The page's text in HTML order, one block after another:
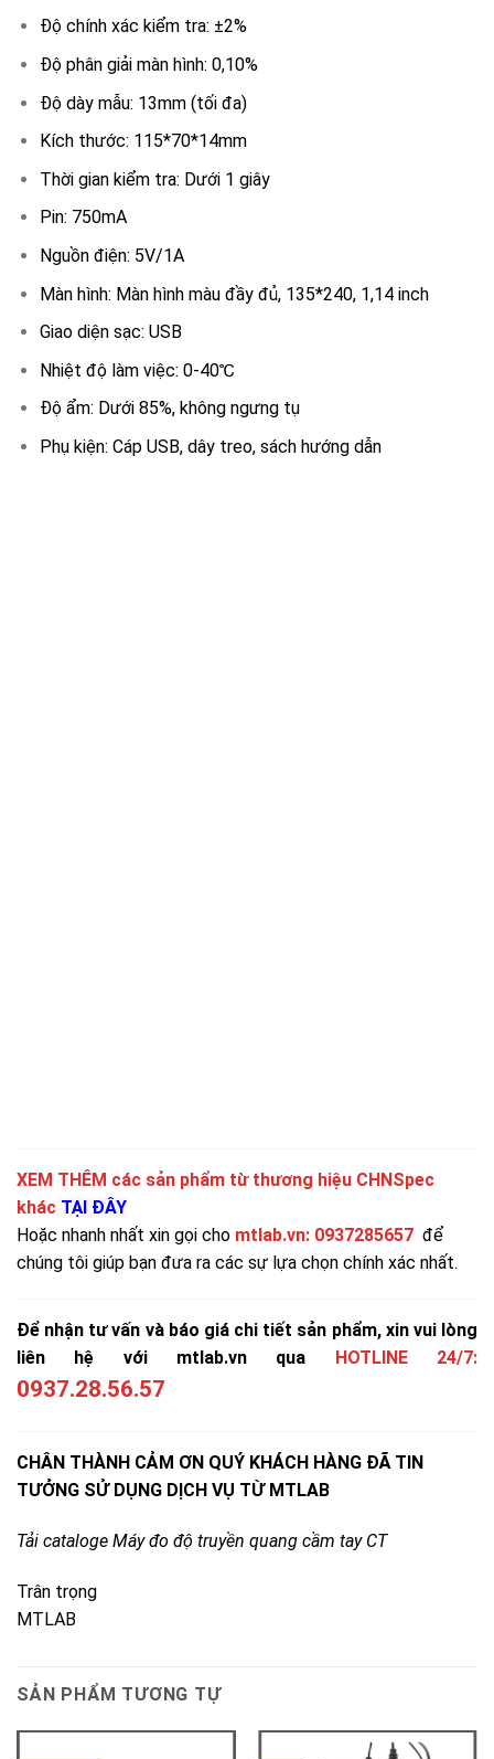
Độ chính xác kiểm tra: ±2%
Độ phân giải màn hình: 0,10%
Độ dày mẫu: 13mm (tối đa)
Kích thước: 115*70*14mm
Thời gian kiểm tra: Dưới 1 giây
Pin: 750mA
Nguồn điện: 5V/1A
Màn hình: Màn hình màu đầy đủ, 135*240, 1,14 inch
Giao diện sạc: USB
Nhiệt độ làm việc: 0-40℃
Độ ẩm: Dưới 85%, không ngưng tụ
Phụ kiện: Cáp USB, dây treo, sách hướng dẫn
XEM THÊM các sản phẩm từ thương hiệu CHNSpec
khác TẠI ĐÂY
Hoặc nhanh nhất xin gọi cho mtlab.vn: 0937285657 để
chúng tôi giúp bạn đưa ra các sự lựa chọn chính xác nhất.
Để nhận tư vấn và báo giá chi tiết sản phẩm, xin vui lòng
liên hệ với mtlab.vn qua
HOTLINE 24/7:
0937.28.56.57
CHÂN THÀNH CẢM ƠN QUÝ KHÁCH HÀNG ĐÃ TIN
TƯỞNG SỬ DỤNG DỊCH VỤ TỪ MTLAB
Tải cataloge Máy đo độ truyền quang cầm tay CT
Trân trọng
MTLAB
SẢN PHẨM TƯƠNG TỰ